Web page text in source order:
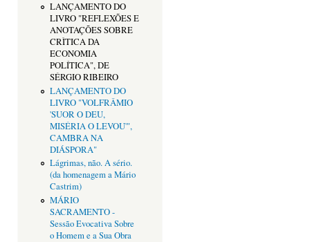
LANÇAMENTO DO
LIVRO "REFLEXÕES E
ANOTAÇÕES SOBRE
CRÌTICA DA
ECONOMIA
POLÍTICA", DE
SÉRGIO RIBEIRO
LANÇAMENTO DO
LIVRO "VOLFRÂMIO
'SUOR O DEU,
MISÉRIA O LEVOU'",
CAMBRA NA
DIÁSPORA"
Lágrimas, não. A sério.
(da homenagem a Mário
Castrim)
MÁRIO
SACRAMENTO -
Sessão Evocativa Sobre
o Homem e a Sua Obra